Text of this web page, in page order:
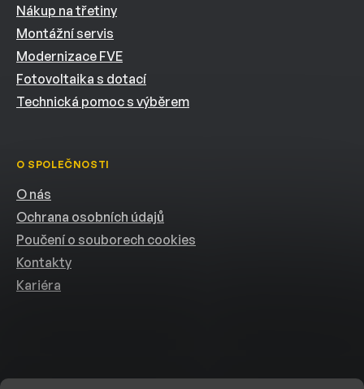
Nákup na třetiny
Montážní servis
Modernizace FVE
Fotovoltaika s dotací
Technická pomoc s výběrem
O SPOLEČNOSTI
O nás
Ochrana osobních údajů
Poučení o souborech cookies
Kontakty
Kariéra